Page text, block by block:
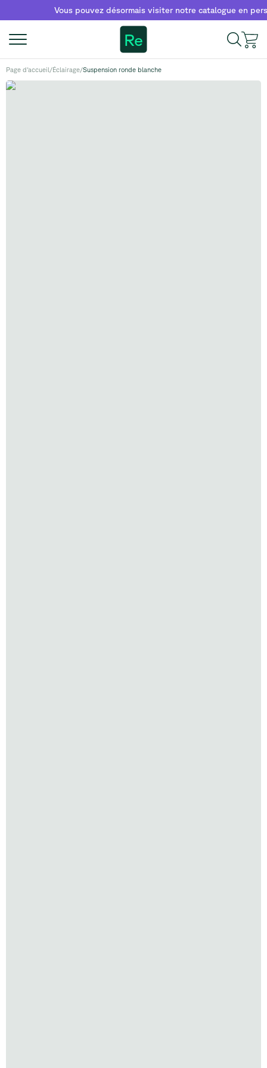
Vous pouvez désormais visiter notre catalogue en
Re
Page d'accueil/Éclairage/Suspension ronde blanche